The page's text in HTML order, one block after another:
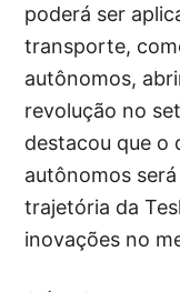
poderá ser
transporte,
autônomos,
revolução no
destacou que o
autônomos
trajetória da
inovações no